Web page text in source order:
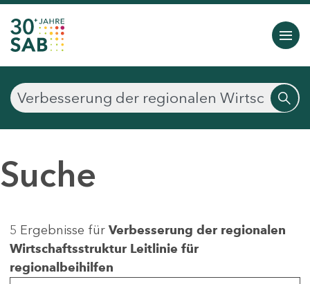
Suche
5 Ergebnisse für Verbesserung der regionalen
Wirtschaftsstruktur Leitlinie für
regionalbeihilfen